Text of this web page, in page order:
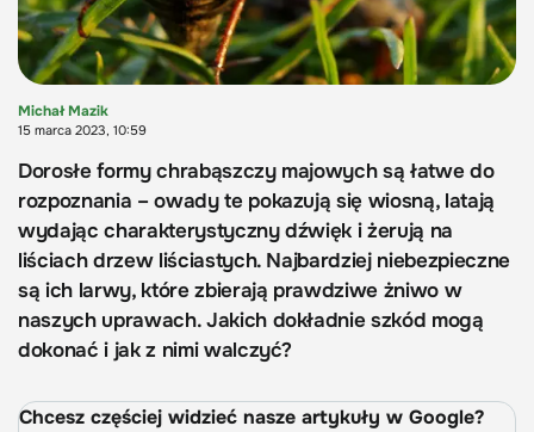
Michał Mazik
15 marca 2023, 10:59
Dorosłe formy chrabąszczy majowych są łatwe do
rozpoznania – owady te pokazują się wiosną, latają
wydając charakterystyczny dźwięk i żerują na
liściach drzew liściastych. Najbardziej niebezpieczne
są ich larwy, które zbierają prawdziwe żniwo w
naszych uprawach. Jakich dokładnie szkód mogą
dokonać i jak z nimi walczyć?
Chcesz częściej widzieć nasze artykuły w Google?